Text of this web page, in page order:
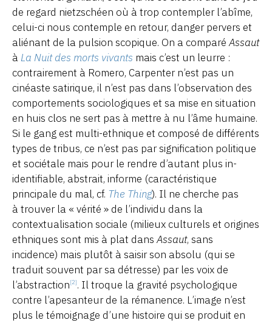
de regard nietzschéen où à trop contempler l’abîme,
celui-ci nous contemple en retour, danger pervers et
aliénant de la pulsion scopique. On a comparéAssaut
à La Nuit des morts vivants mais c’est un leurre :
contrairement à Romero, Carpenter n’est pas un
cinéaste satirique, il n’est pas dans l’observation des
comportements sociologiques et sa mise en situation
en huis clos ne sert pas à mettre à nu l’âme humaine.
Si le gang est multi-ethnique et composé de différents
types de tribus, ce n’est pas par signification politique
et sociétale mais pour le rendre d’autant plus in-
identifiable, abstrait, informe (caractéristique
principale du mal, cf. The Thing). Il ne cherche pas
à trouver la « vérité » de l’individu dans la
contextualisation sociale (milieux culturels et origines
ethniques sont mis à plat dansAssaut, sans
incidence) mais plutôt à saisir son absolu (qui se
traduit souvent par sa détresse) par les voix de
l’abstraction[2]. Il troque la gravité psychologique
contre l’apesanteur de la rémanence. L’image n’est
plus le témoignage d’une histoire qui se produit en